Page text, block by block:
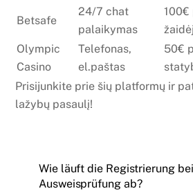
Betsafe
24/7 chat
palaikymas
100€
Olympic
Casino
Telefonas,
el.paštas
50€
Prisijunkite prie šių platformų ir
lažybų pasaulį!
Wie läuft die Registrierung
Ausweisprüfung ab?